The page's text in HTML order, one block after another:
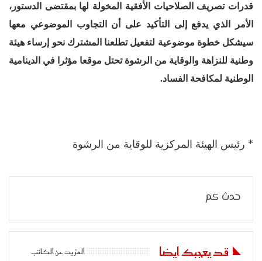
قدرات تصريف الصلاحيات الأفقية المخولة لها بمقتضى الدستور،
الأمر الذي يدفع إلى التأكيد على أن التجاوب الموضوعي معها
سيشكل خطوة موضوعية لتفعيل تطلعنا المشترك نحو إرساء هيئة
وطنية للنزاهة والوقاية من الرشوة تحتل موقعا مؤثرا في الدينامية
الوطنية لمكافحة الفساد.
* رئيس الهيئة المركزية للوقاية من الرشوة
حدث كم
قد يعجبك ايضا المزيد عن الكاتب